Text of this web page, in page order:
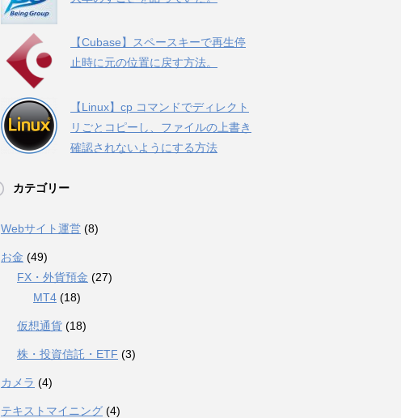
【Cubase】スペースキーで再生停
止時に元の位置に戻す方法。
【Linux】cp コマンドでディレクト
リごとコピーし、ファイルの上書き
確認されないようにする方法
カテゴリー
Webサイト運営 (8)
お金 (49)
FX・外貨預金 (27)
MT4 (18)
仮想通貨 (18)
株・投資信託・ETF (3)
カメラ (4)
テキストマイニング (4)